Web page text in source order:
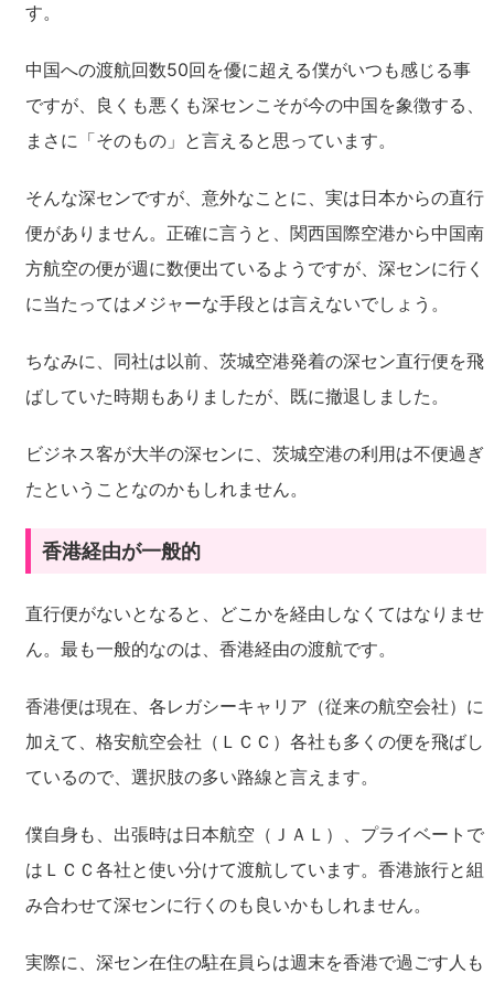
す。
中国への渡航回数50回を優に超える僕がいつも感じる事
ですが、良くも悪くも深センこそが今の中国を象徴する、
まさに「そのもの」と言えると思っています。
そんな深センですが、意外なことに、実は日本からの直行
便がありません。正確に言うと、関西国際空港から中国南
方航空の便が週に数便出ているようですが、深センに行く
に当たってはメジャーな手段とは言えないでしょう。
ちなみに、同社は以前、茨城空港発着の深セン直行便を飛
ばしていた時期もありましたが、既に撤退しました。
ビジネス客が大半の深センに、茨城空港の利用は不便過ぎ
たということなのかもしれません。
香港経由が一般的
直行便がないとなると、どこかを経由しなくてはなりませ
ん。最も一般的なのは、香港経由の渡航です。
香港便は現在、各レガシーキャリア（従来の航空会社）に
加えて、格安航空会社（ＬＣＣ）各社も多くの便を飛ばし
ているので、選択肢の多い路線と言えます。
僕自身も、出張時は日本航空（ＪＡＬ）、プライベートで
はＬＣＣ各社と使い分けて渡航しています。香港旅行と組
み合わせて深センに行くのも良いかもしれません。
実際に、深セン在住の駐在員らは週末を香港で過ごす人も